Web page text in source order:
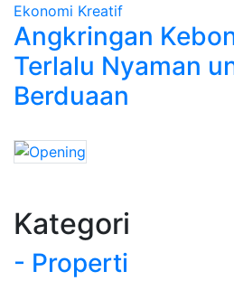
Ekonomi Kreatif
Angkringan
Terlalu Nyaman
Berduaan
Kategori
- Properti